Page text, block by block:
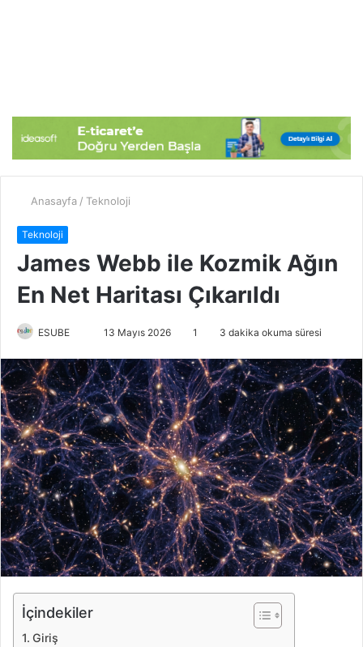
Anasayfa / Teknoloji
Teknoloji
James Webb ile Kozmik Ağın
En Net Haritası Çıkarıldı
ESUBE
e
-
p
o
s
t
a
g
ö
n
13 Mayıs 2026 1 3 dakika okuma süresi
İçindekiler
Giriş